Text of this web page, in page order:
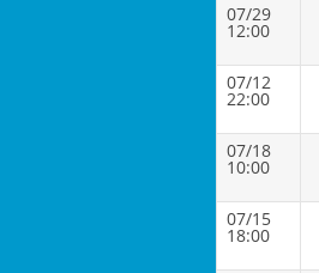
07/29
12:00
07/12
22:00
07/18
10:00
07/15
18:00